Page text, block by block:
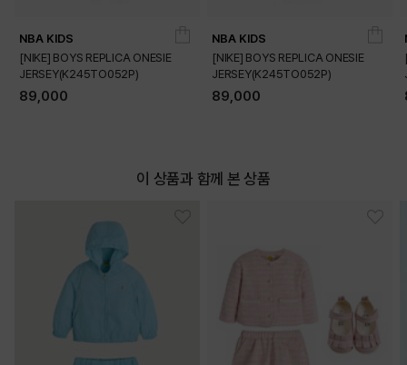
DETAILS
NBA KIDS
[NIKE] BOYS REPLICA ONESIE
JERSEY(K245TO052P)
89,000
NBA KIDS
[NIKE] BOYS REPLICA ONESIE
JERSEY(K245TO052P)
89,000
이 상품과 함께 본 상품